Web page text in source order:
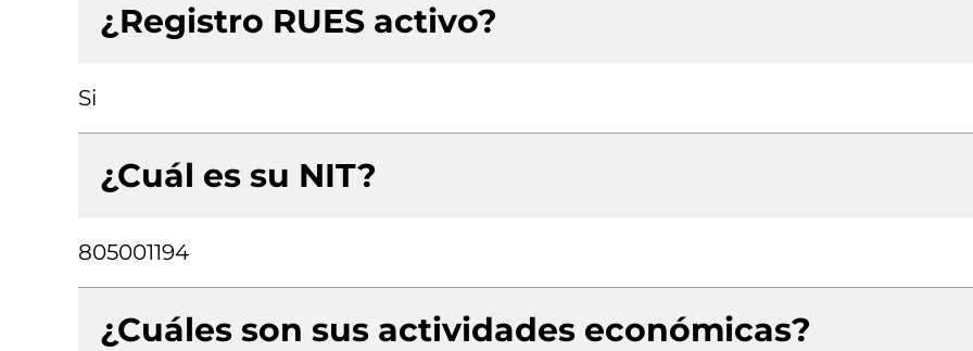
¿Registro RUES activo?
Si
¿Cuál es su NIT?
805001194
¿Cuáles son sus actividades económicas?